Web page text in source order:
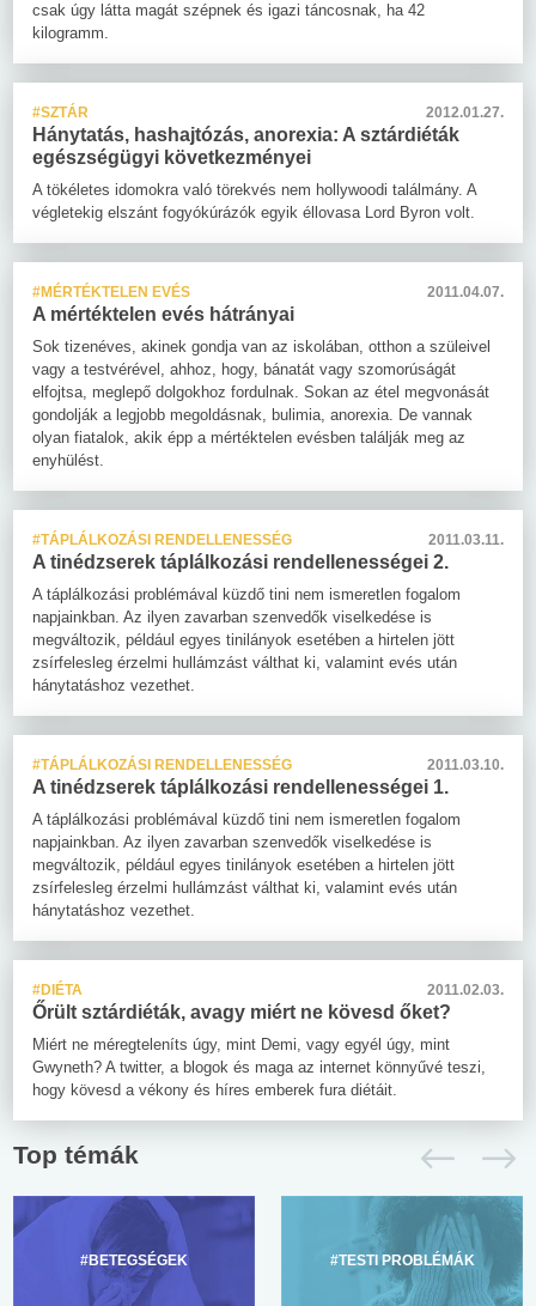
csak úgy látta magát szépnek és igazi táncosnak, ha 42
kilogramm.
#SZTÁR 2012.01.27.
Hánytatás, hashajtózás, anorexia: A sztárdiéták
egészségügyi következményei
A tökéletes idomokra való törekvés nem hollywoodi találmány. A
végletekig elszánt fogyókúrázók egyik éllovasa Lord Byron volt.
#MÉRTÉKTELEN EVÉS 2011.04.07.
A mértéktelen evés hátrányai
Sok tizenéves, akinek gondja van az iskolában, otthon a szüleivel
vagy a testvérével, ahhoz, hogy, bánatát vagy szomorúságát
elfojtsa, meglepő dolgokhoz fordulnak. Sokan az étel megvonását
gondolják a legjobb megoldásnak, bulimia, anorexia. De vannak
olyan fiatalok, akik épp a mértéktelen evésben találják meg az
enyhülést.
#TÁPLÁLKOZÁSI RENDELLENESSÉG 2011.03.11.
A tinédzserek táplálkozási rendellenességei 2.
A táplálkozási problémával küzdő tini nem ismeretlen fogalom
napjainkban. Az ilyen zavarban szenvedők viselkedése is
megváltozik, például egyes tinilányok esetében a hirtelen jött
zsírfelesleg érzelmi hullámzást válthat ki, valamint evés után
hánytatáshoz vezethet.
#TÁPLÁLKOZÁSI RENDELLENESSÉG 2011.03.10.
A tinédzserek táplálkozási rendellenességei 1.
A táplálkozási problémával küzdő tini nem ismeretlen fogalom
napjainkban. Az ilyen zavarban szenvedők viselkedése is
megváltozik, például egyes tinilányok esetében a hirtelen jött
zsírfelesleg érzelmi hullámzást válthat ki, valamint evés után
hánytatáshoz vezethet.
#DIÉTA 2011.02.03.
Őrült sztárdiéták, avagy miért ne kövesd őket?
Miért ne méregteleníts úgy, mint Demi, vagy egyél úgy, mint
Gwyneth? A twitter, a blogok és maga az internet könnyűvé teszi,
hogy kövesd a vékony és híres emberek fura diétáit.
Top témák
#BETEGSÉGEK #TESTI PROBLÉMÁK